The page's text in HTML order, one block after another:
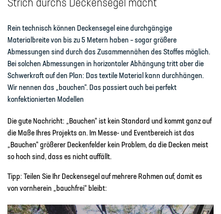
Strich durchs Deckensegel macht
Rein technisch können Deckensegel eine durchgängige
Materialbreite von bis zu 5 Metern haben – sogar größere
Abmessungen sind durch das Zusammennähen des Stoffes möglich.
Bei solchen Abmessungen in horizontaler Abhängung tritt aber die
Schwerkraft auf den Plan: Das textile Material kann durchhängen.
Wir nennen das „bauchen“. Das passiert auch bei perfekt
konfektionierten Modellen
Die gute Nachricht: „Bauchen“ ist kein Standard und kommt ganz auf
die Maße Ihres Projekts an. Im Messe- und Eventbereich ist das
„Bauchen“ größerer Deckenfelder kein Problem, da die Decken meist
so hoch sind, dass es nicht auffällt.
Tipp: Teilen Sie Ihr Deckensegel auf mehrere Rahmen auf, damit es
von vornherein „bauchfrei“ bleibt: